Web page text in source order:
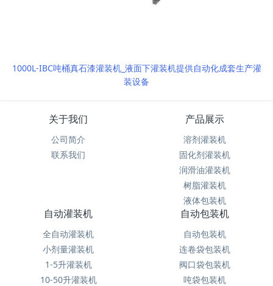
1000L-IBC吨桶真石漆灌装机_液面下灌装机提供自动化成套生产灌
装设备
关于我们
公司简介
联系我们
产品展示
溶剂灌装机
固化剂灌装机
润滑油灌装机
树脂灌装机
液体包装机
自动灌装机
全自动灌装机
小剂量灌装机
1-5升灌装机
10-50升灌装机
自动包装机
自动包装机
连卷袋包装机
阀口袋包装机
吨袋包装机